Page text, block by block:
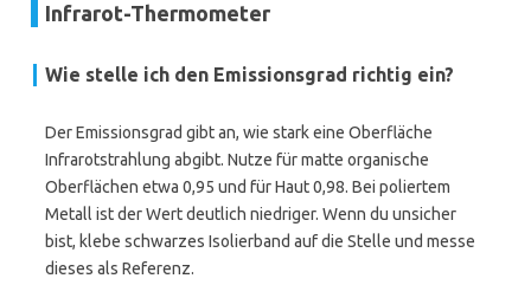
Infrarot-Thermometer
Wie stelle ich den Emissionsgrad richtig ein?
Der Emissionsgrad gibt an, wie stark eine Oberfläche
Infrarotstrahlung abgibt. Nutze für matte organische
Oberflächen etwa 0,95 und für Haut 0,98. Bei poliertem
Metall ist der Wert deutlich niedriger. Wenn du unsicher
bist, klebe schwarzes Isolierband auf die Stelle und messe
dieses als Referenz.